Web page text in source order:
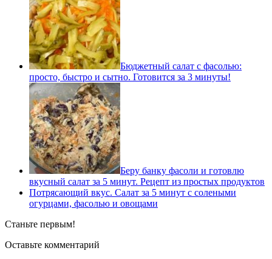
Бюджетный салат с фасолью:
просто, быстро и сытно. Готовится за 3 минуты!
Беру банку фасоли и готовлю
вкусный салат за 5 минут. Рецепт из простых продуктов
Потрясающий вкус. Салат за 5 минут с солеными
огурцами, фасолью и овощами
Станьте первым!
Оставьте комментарий